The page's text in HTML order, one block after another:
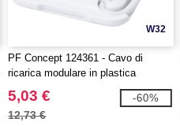
W32
PF Concept 124361 - Cavo di
ricarica modulare in plastica
riciclata con supporto per telefono
Savvy
5,03 €
12,73 €
-60%